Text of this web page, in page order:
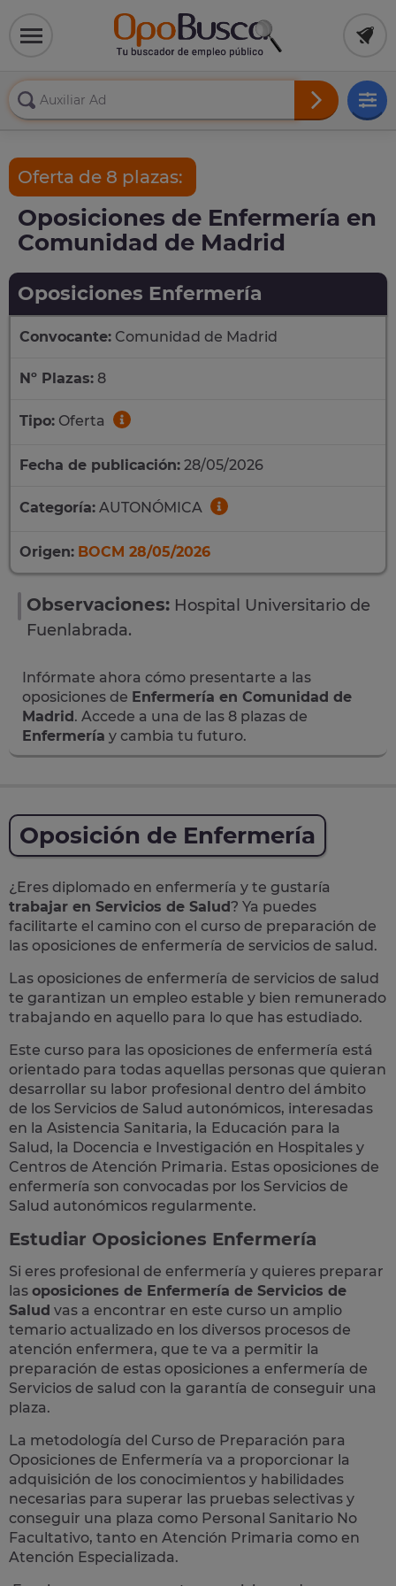
Oferta de 8 plazas:
Oposiciones de Enfermería en
Comunidad de Madrid
Oposiciones Enfermería
Convocante: Comunidad de Madrid
Nº Plazas: 8
Tipo: Oferta
Fecha de publicación: 28/05/2026
Categoría: AUTONÓMICA
Origen: BOCM 28/05/2026
Observaciones: Hospital Universitario de
Fuenlabrada.
Infórmate ahora cómo presentarte a las
oposiciones de Enfermería en Comunidad de
Madrid. Accede a una de las 8 plazas de
Enfermería y cambia tu futuro.
Oposición de Enfermería
¿Eres diplomado en enfermería y te gustaría
trabajar en Servicios de Salud? Ya puedes
facilitarte el camino con el curso de preparación de
las oposiciones de enfermería de servicios de salud.
Las oposiciones de enfermería de servicios de salud
te garantizan un empleo estable y bien remunerado
trabajando en aquello para lo que has estudiado.
Este curso para las oposiciones de enfermería está
orientado para todas aquellas personas que quieran
desarrollar su labor profesional dentro del ámbito
de los Servicios de Salud autonómicos, interesadas
en la Asistencia Sanitaria, la Educación para la
Salud, la Docencia e Investigación en Hospitales y
Centros de Atención Primaria. Estas oposiciones de
enfermería son convocadas por los Servicios de
Salud autonómicos regularmente.
Estudiar Oposiciones Enfermería
Si eres profesional de enfermería y quieres preparar
las oposiciones de Enfermería de Servicios de
Salud vas a encontrar en este curso un amplio
temario actualizado en los diversos procesos de
atención enfermera, que te va a permitir la
preparación de estas oposiciones a enfermería de
Servicios de salud con la garantía de conseguir una
plaza.
La metodología del Curso de Preparación para
Oposiciones de Enfermería va a proporcionar la
adquisición de los conocimientos y habilidades
necesarias para superar las pruebas selectivas y
conseguir una plaza como Personal Sanitario No
Facultativo, tanto en Atención Primaria como en
Atención Especializada.